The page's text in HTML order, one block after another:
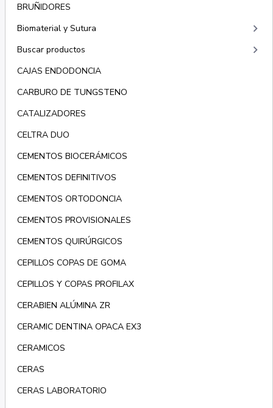
BRUÑIDORES
Biomaterial y Sutura
keyboard_arrow_right
Buscar productos keyboard_arrow_right
CAJAS ENDODONCIA
CARBURO DE TUNGSTENO
CATALIZADORES
CELTRA DUO
CEMENTOS BIOCERÁMICOS
CEMENTOS DEFINITIVOS
CEMENTOS ORTODONCIA
CEMENTOS PROVISIONALES
CEMENTOS QUIRÚRGICOS
CEPILLOS COPAS DE GOMA
CEPILLOS Y COPAS PROFILAX
CERABIEN ALÚMINA ZR
CERAMIC DENTINA OPACA EX3
CERAMICOS
CERAS
CERAS LABORATORIO